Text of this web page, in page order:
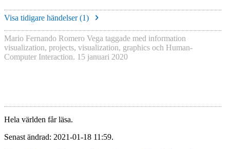
Visa tidigare händelser (1)
Mario Fernando Romero Vega taggade med information
visualization, projects, visualization, graphics och Human-
Computer Interaction. 15 januari 2020
Hela världen får läsa.
Senast ändrad: 2021-01-18 11:59.